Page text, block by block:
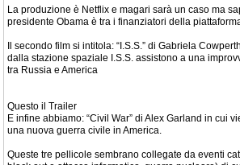
La produzione è Netflix e magari sarà un caso ma
presidente Obama è tra i finanziatori della
Il secondo film si intitola: “I.S.S.” di Gabriela
dalla stazione spaziale I.S.S. assistono a una
tra Russia e America
Questo il Trailer
E infine abbiamo: “Civil War” di Alex Garland in cui
una nuova guerra civile in America.
Queste tre pellicole sembrano collegate da eventi